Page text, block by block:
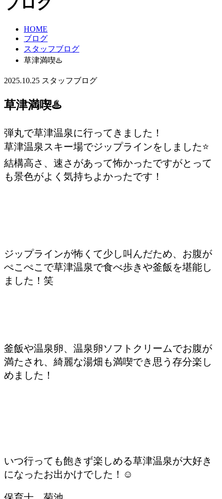
HOME
ブログ
スタッフブログ
草津満喫♨️
2025.10.25 スタッフブログ
草津満喫♨️
弾丸で草津温泉に行ってきました！
草津温泉スキー場でジップラインをしました⭐️
結構高さ、速さがあって怖かったですがとって
も景色がよく気持ちよかったです！
ジップラインが怖くて少し叫んだため、お腹が
ぺこぺこで草津温泉で食べ歩きや釜飯を堪能し
ました！笑
釜飯や温泉卵、温泉卵ソフトクリームでお腹が
満たされ、綺麗な湯畑も満喫でき思う存分楽し
めました！
いつ行っても飽きず楽しめる草津温泉が大好き
になったお出かけでした！☺